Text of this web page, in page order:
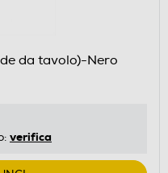
da tavolo)-Nero
verifica